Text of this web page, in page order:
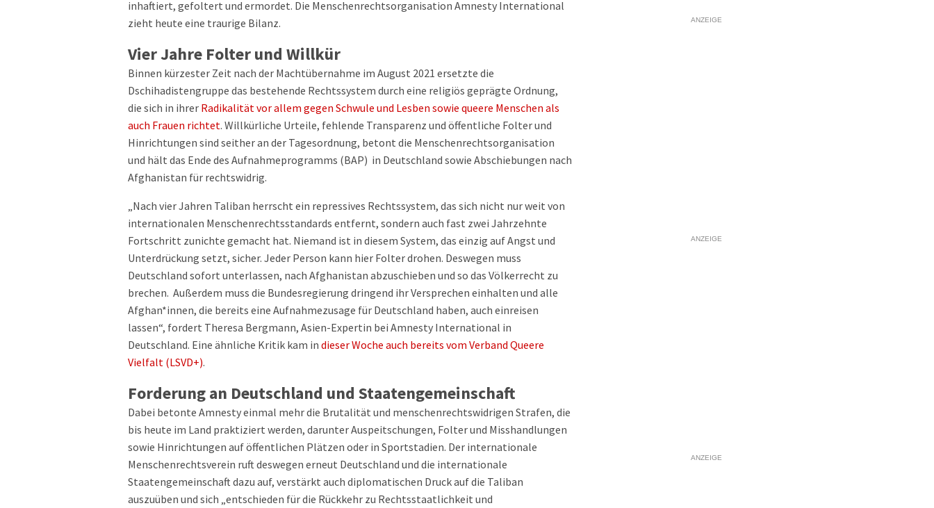
inhaftiert, gefoltert und ermordet. Die Menschenrechtsorganisation Amnesty International
zieht heute eine traurige Bilanz.
Vier Jahre Folter und Willkür
Binnen kürzester Zeit nach der Machtübernahme im August 2021 ersetzte die
Dschihadistengruppe das bestehende Rechtssystem durch eine religiös geprägte Ordnung,
die sich in ihrer Radikalität vor allem gegen Schwule und Lesben sowie queere Menschen als
auch Frauen richtet. Willkürliche Urteile, fehlende Transparenz und öffentliche Folter und
Hinrichtungen sind seither an der Tagesordnung, betont die Menschenrechtsorganisation
und hält das Ende des Aufnahmeprogramms (BAP) in Deutschland sowie Abschiebungen nach
Afghanistan für rechtswidrig.
„Nach vier Jahren Taliban herrscht ein repressives Rechtssystem, das sich nicht nur weit von
internationalen Menschenrechtsstandards entfernt, sondern auch fast zwei Jahrzehnte
Fortschritt zunichte gemacht hat. Niemand ist in diesem System, das einzig auf Angst und
Unterdrückung setzt, sicher. Jeder Person kann hier Folter drohen. Deswegen muss
Deutschland sofort unterlassen, nach Afghanistan abzuschieben und so das Völkerrecht zu
brechen. Außerdem muss die Bundesregierung dringend ihr Versprechen einhalten und alle
Afghan*innen, die bereits eine Aufnahmezusage für Deutschland haben, auch einreisen
lassen“, fordert Theresa Bergmann, Asien-Expertin bei Amnesty International in
Deutschland. Eine ähnliche Kritik kam in dieser Woche auch bereits vom Verband Queere
Vielfalt (LSVD+).
Forderung an Deutschland und Staatengemeinschaft
Dabei betonte Amnesty einmal mehr die Brutalität und menschenrechtswidrigen Strafen, die
bis heute im Land praktiziert werden, darunter Auspeitschungen, Folter und Misshandlungen
sowie Hinrichtungen auf öffentlichen Plätzen oder in Sportstadien. Der internationale
Menschenrechtsverein ruft deswegen erneut Deutschland und die internationale
Staatengemeinschaft dazu auf, verstärkt auch diplomatischen Druck auf die Taliban
auszuüben und sich „entschieden für die Rückkehr zu Rechtsstaatlichkeit und
ANZEIGE
ANZEIGE
ANZEIGE